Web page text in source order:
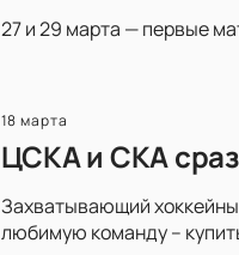
27 и 29 марта — первые
18 марта
ЦСКА и СКА
Захватывающий
любимую команду –